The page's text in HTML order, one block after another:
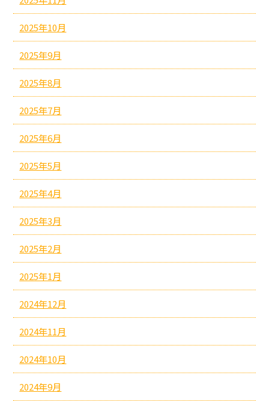
2025年10月
2025年9月
2025年8月
2025年7月
2025年6月
2025年5月
2025年4月
2025年3月
2025年2月
2025年1月
2024年12月
2024年11月
2024年10月
2024年9月